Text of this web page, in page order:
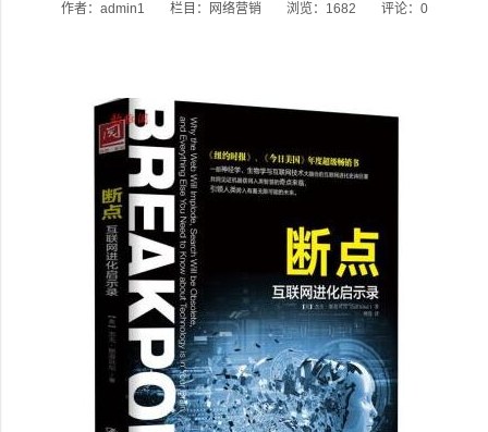
作者：admin1 栏目： 网络营销 浏览：1682 评论：0